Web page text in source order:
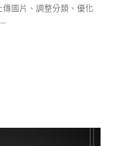
傳圖片、調整分類、優化